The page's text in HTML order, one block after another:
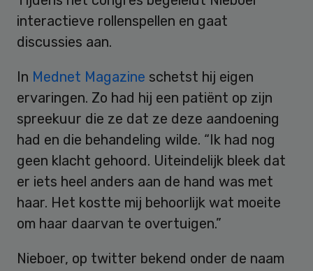
interactieve rollenspellen en gaat
discussies aan.
In Mednet Magazine schetst hij eigen
ervaringen. Zo had hij een patiënt op zijn
spreekuur die ze dat ze deze aandoening
had en die behandeling wilde. “Ik had nog
geen klacht gehoord. Uiteindelijk bleek dat
er iets heel anders aan de hand was met
haar. Het kostte mij behoorlijk wat moeite
om haar daarvan te overtuigen.”
Nieboer, op twitter bekend onder de naam